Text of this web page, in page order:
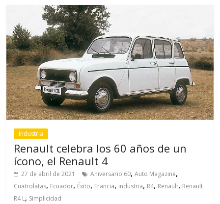
Industria
Renault celebra los 60 años de un
ícono, el Renault 4
27 de abril de 2021 Aniversario 60,Auto Magazine,
Cuatrolatas, Ecuador, Éxito, Francia, industria, R4, Renault, Renault
R4 L, Simplicidad